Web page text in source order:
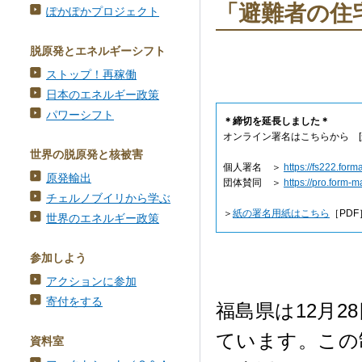
ぽかぽかプロジェクト
脱原発とエネルギーシフト
ストップ！再稼働
日本のエネルギー政策
パワーシフト
世界の脱原発と核被害
原発輸出
チェルノブイリから学ぶ
世界のエネルギー政策
参加しよう
アクションに参加
寄付をする
資料室
「避難者の
＊締切を延長しました＊
オンライン署名はこちらから
個人署名 ＞ https://
団体賛同 ＞ https://pro.form-
＞ 紙の署名用紙はこちら ［PDF
福島県は12月
ています。こ